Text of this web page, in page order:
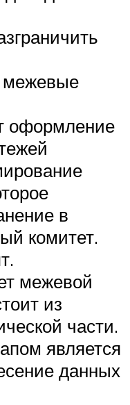
межевые
оформление
в
комитет.
межевой
из
части.
является
данных